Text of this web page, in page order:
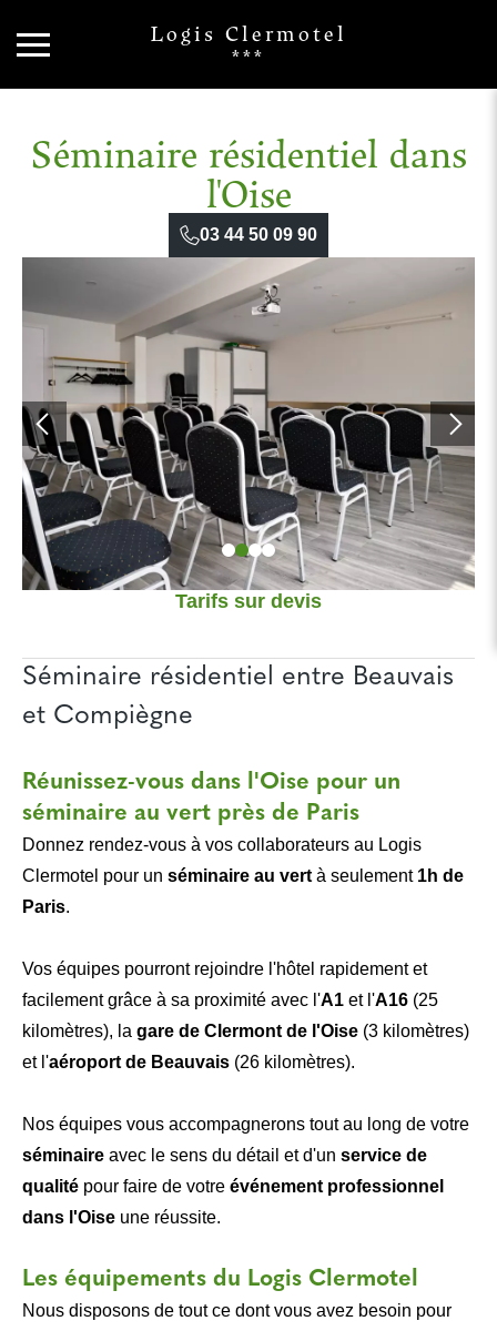
Logis Clermotel
***
Séminaire résidentiel dans
l'Oise
03 44 50 09 90
Tarifs sur devis
Séminaire résidentiel entre Beauvais
et Compiègne
Réunissez-vous dans l'Oise pour un
séminaire au vert près de Paris
Donnez rendez-vous à vos collaborateurs au Logis
Clermotel pour un séminaire au vert à seulement 1h de
Paris.
Vos équipes pourront rejoindre l'hôtel rapidement et
facilement grâce à sa proximité avec l'A1 et l'A16 (25
kilomètres), la gare de Clermont de l'Oise (3 kilomètres)
et l'aéroport de Beauvais (26 kilomètres).
Nos équipes vous accompagnerons tout au long de votre
séminaire avec le sens du détail et d'un service de
qualité pour faire de votre événement professionnel
dans l'Oise une réussite.
Les équipements du Logis Clermotel
Nous disposons de tout ce dont vous avez besoin pour